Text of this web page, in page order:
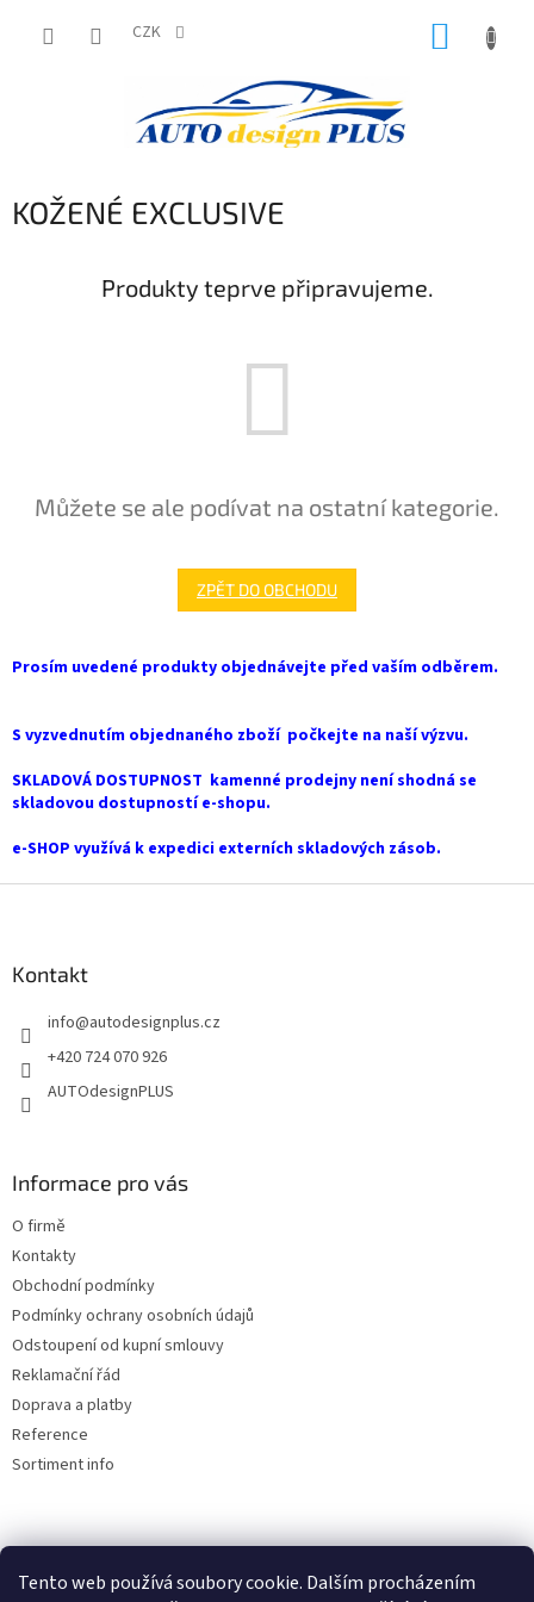
Tento web používá soubory cookie. Dalším procházením
CZK
KOŽENÉ EXCLUSIVE
Produkty teprve připravujeme.
Můžete se ale podívat na ostatní kategorie.
ZPĚT DO OBCHODU
Prosím uvedené produkty objednávejte před vaším odběrem.
S vyzvednutím objednaného zboží počkejte na naší výzvu.
SKLADOVÁ DOSTUPNOST kamenné prodejny není shodná se
skladovou dostupností e-shopu.
e-SHOP využívá k expedici externích skladových zásob.
Kontakt
info@autodesignplus.cz
+420 724 070 926
AUTOdesignPLUS
Informace pro vás
O firmě
Kontakty
Obchodní podmínky
Podmínky ochrany osobních údajů
Odstoupení od kupní smlouvy
Reklamační řád
Doprava a platby
Reference
Sortiment info
Reklamační řád